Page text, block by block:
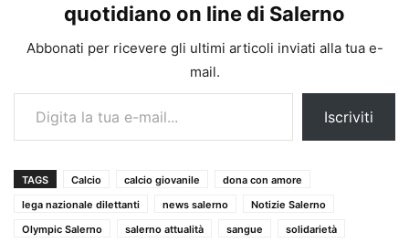
quotidiano on line di Salerno
Abbonati per ricevere gli ultimi articoli inviati alla tua e-
mail.
Digita la tua e-mail...
Iscriviti
TAGS Calcio calcio giovanile
dona con amore
lega nazionale dilettanti
news salerno
Notizie Salerno
Olympic Salerno
salerno attualità sangue
solidarietà